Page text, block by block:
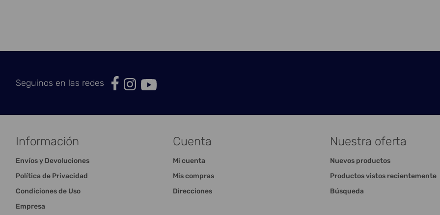
Seguinos en las redes
Información
Envíos y Devoluciones
Política de Privacidad
Condiciones de Uso
Empresa
Cuenta
Mi cuenta
Mis compras
Direcciones
Nuestra oferta
Nuevos productos
Productos vistos recientemente
Búsqueda